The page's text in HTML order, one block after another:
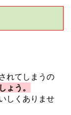
れてしまうの
ょう。
しくありませ